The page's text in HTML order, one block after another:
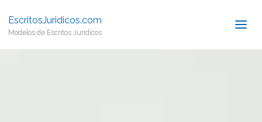
EscritosJuridicos.com
Modelos de Escritos Jurídicos